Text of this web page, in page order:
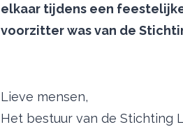
elkaar tijdens een
voorzitter was van de
Lieve mensen,
Het bestuur van de Stichting